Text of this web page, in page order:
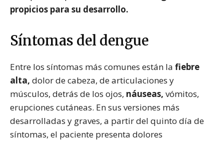
propicios para su desarrollo.
Síntomas del dengue
Entre los síntomas más comunes están la fiebre
alta, dolor de cabeza, de articulaciones y
músculos, detrás de los ojos, náuseas, vómitos,
erupciones cutáneas. En sus versiones más
desarrolladas y graves, a partir del quinto día de
síntomas, el paciente presenta dolores